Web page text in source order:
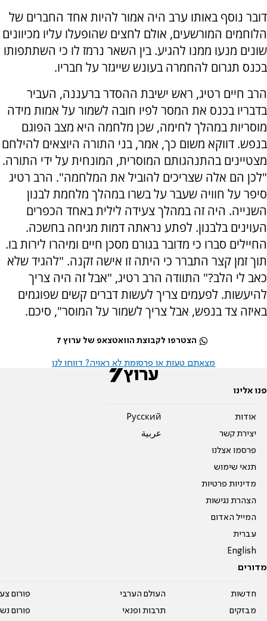
דובר נוסף באותו ערב היה אמור להיות אחד החברים של
הלוחמים המורשעים, אולם לחצים שהופעלו עליו מכיוונים
שונים מנעו ממנו להגיע. בין השאר נרמז לו כי השתתפותו
בכנס תגרום להחמרה בעונש שייגזר על חבריו.
הרב חיים רטיג, ראש ישיבת ההסדר ברעננה, העביר
בדבריו בכנס את המסר לפיו חובה לשמור על אמות מידה
מוסריות במהלך לחימה, שכן מלחמה היא מצב הפוגם
בנפש. דווקא משום כך, אמר, בני התורה היוצאים להילחם
מצטיינים בהתנהגותם המוסרית, המונחית על ידי התורה.
"לכן הם אלה שצריכים להוביל את המלחמה". הרב רטיג
סיפר על חוויה שעבר על בשרו במהלך מלחמת לבנון
השנייה. היה זה במהלך צעידה לילית באחד הכפרים
העוינים בלבנון. לפתע נראתה דמות מגיחה בחשכה.
החיילים סברו כי מדובר בגורם מסכן חיים ומיהרו לירות בו.
תוך זמן קצר התברר כי היתה זו אישה זקנה. "להגיד שלא
כאב לי הלב?" התוודה הרב רטיג, "אבל זה היה צריך
להיעשות. לפעמים צריך לעשות דברים קשים שפוגמים
באיזה צד בנפש, אבל צריך לשמור על המוסר", סיכם.
הצטרפו לקבוצת הוואטצאפ של ערוץ 7
מצאתם טעות או פרסומת לא ראויה? דווחו לנו
פנו אלינו
אודות
יצירת קשר
פרסמו אצלנו
תנאי שימוש
מדיניות פרטיות
הצהרת נגישות
המייל האדום
עברית
English
Pусский
عربية
מדורים
חדשות
מבזקים
העולם הערבי
תרבות ופנאי
פורום
פורום